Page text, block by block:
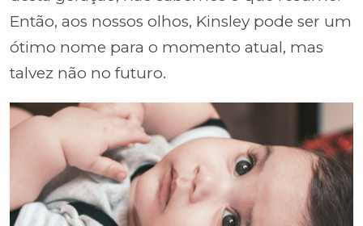
Então, aos nossos olhos, Kinsley pode ser um
ótimo nome para o momento atual, mas
talvez não no futuro.